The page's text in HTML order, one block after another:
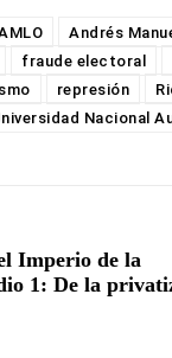
Andrés
fraude electoral
represión
Nacional
Imperio de la
1: De la